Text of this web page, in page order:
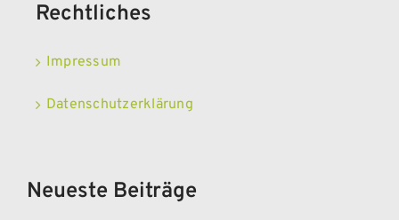
Rechtliches
Impressum
Datenschutzerklärung
Neueste Beiträge